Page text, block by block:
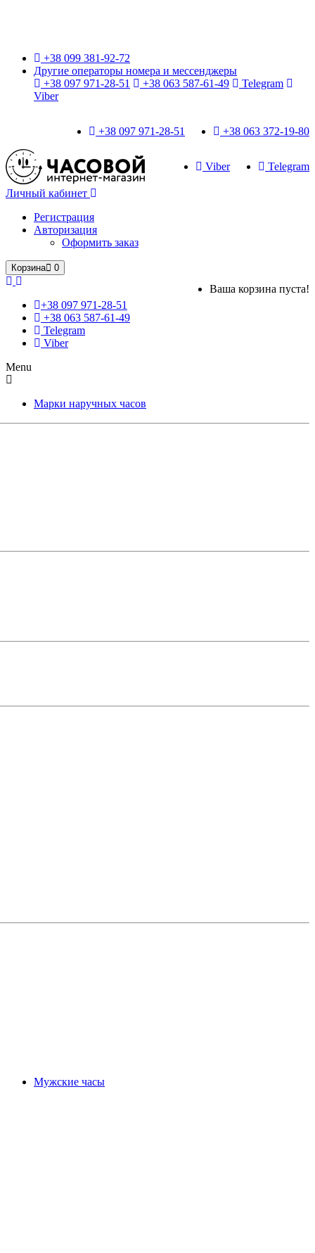
+38 099 381-92-72
Другие операторы номера и мессенджеры
+38 097 971-28-51
+38 063 587-61-49
Telegram
Viber
+38 063 372-19-80
+38 097 971-28-51
Telegram
Viber
Личный кабинет
Регистрация
Авторизация
Оформить заказ
Корзина 0
Ваша корзина пуста!
+38 097 971-28-51
+38 063 587-61-49
Telegram
Viber
Menu
Марки наручных часов
Мужские часы